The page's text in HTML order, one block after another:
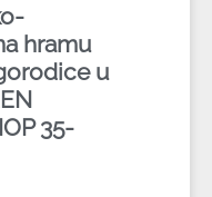
hramu
u
35-